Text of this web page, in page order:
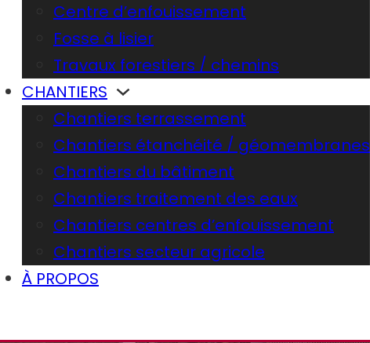
Centre d’enfouissement
Fosse à lisier
Travaux forestiers / chemins
CHANTIERS
Chantiers terrassement
Chantiers étanchéité / géomembranes
Chantiers du bâtiment
Chantiers traitement des eaux
Chantiers centres d’enfouissement
Chantiers secteur agricole
À PROPOS